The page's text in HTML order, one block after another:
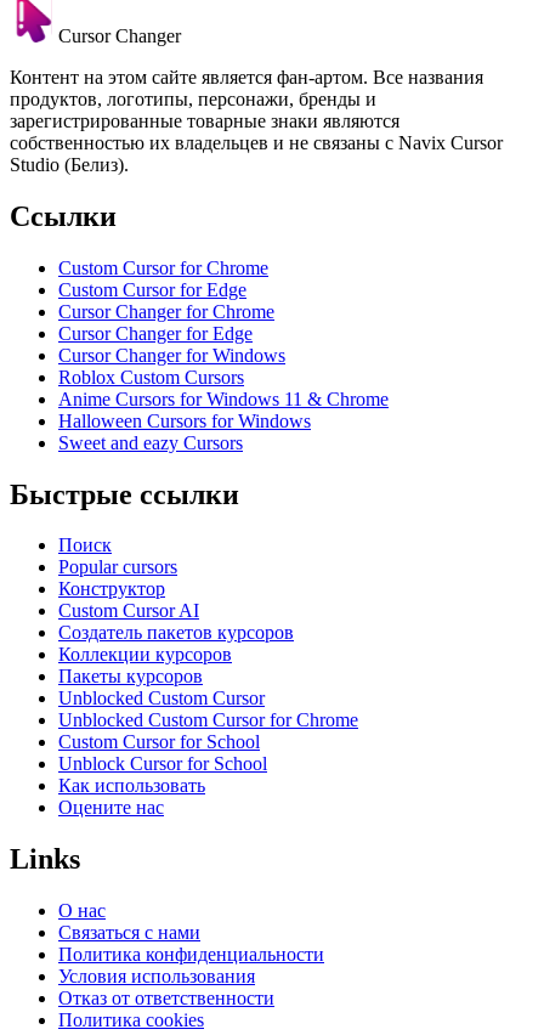
Cursor Changer
Контент на этом сайте является фан-артом. Все названия
продуктов, логотипы, персонажи, бренды и
зарегистрированные товарные знаки являются
собственностью их владельцев и не связаны с Navix Cursor
Studio (Белиз).
Ссылки
Custom Cursor for Chrome
Custom Cursor for Edge
Cursor Changer for Chrome
Cursor Changer for Edge
Cursor Changer for Windows
Roblox Custom Cursors
Anime Cursors for Windows 11 & Chrome
Halloween Cursors for Windows
Sweet and eazy Cursors
Быстрые ссылки
Поиск
Popular cursors
Конструктор
Custom Cursor AI
Создатель пакетов курсоров
Коллекции курсоров
Пакеты курсоров
Unblocked Custom Cursor
Unblocked Custom Cursor for Chrome
Custom Cursor for School
Unblock Cursor for School
Как использовать
Оцените нас
Links
О нас
Связаться с нами
Политика конфиденциальности
Условия использования
Отказ от ответственности
Политика cookies